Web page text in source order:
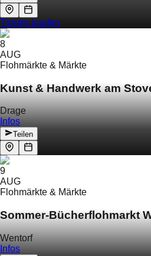
Tickets kaufen
8
AUG
Flohmärkte & Märkte
Kunst & Handwerk am
Drage
Infos
Teilen
9
AUG
Flohmärkte & Märkte
Sommer-Bücherflohmarkt
Wentorf
Infos